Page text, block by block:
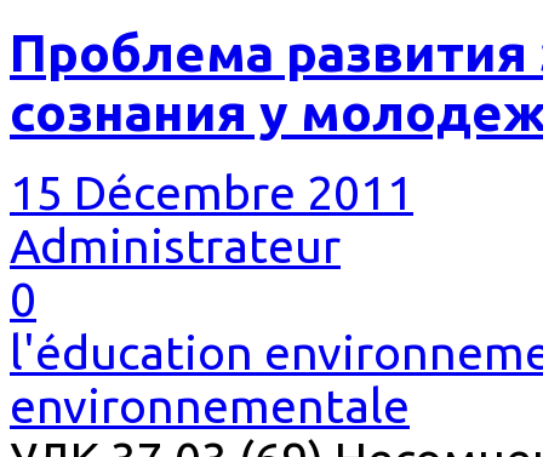
Проблема развития
сознания у
15 Décembre 2011
Administrateur
0
l'éducation
environnementale